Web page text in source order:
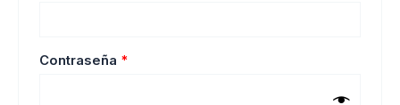
Contraseña *